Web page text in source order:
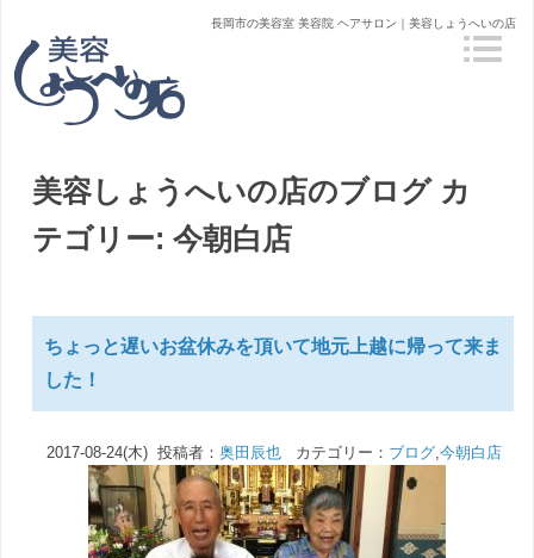
長岡市の美容室 美容院 ヘアサロン｜美容しょうへいの店
美容しょうへいの店のブログカ
テゴリー: 今朝白店
ちょっと遅いお盆休みを頂いて地元上越に帰って来ま
した！
2017-08-24(木) 投稿者： 奥田辰也カテゴリー： ブログ,今朝白店